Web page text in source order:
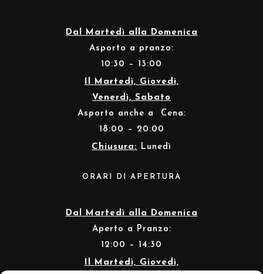
Dal Martedì alla Domenica
Asporto a pranzo:
10:30 – 13:00
Il Martedì, Giovedì,
Venerdì, Sabato
Asporto anche a Cena:
18:00 – 20:00
Chiusura:
Lunedì
ORARI DI APERTURA
Dal Martedì alla Domenica
Aperto a Pranzo:
12:00 – 14:30
Il Martedì, Giovedì,